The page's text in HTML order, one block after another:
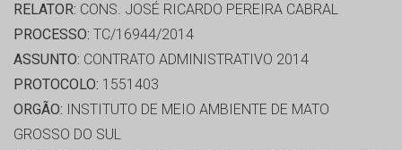
RELATOR: CONS. JOSÉ RICARDO PEREIRA CABRAL
PROCESSO: TC/16944/2014
ASSUNTO: CONTRATO ADMINISTRATIVO 2014
PROTOCOLO: 1551403
ORGÃO: INSTITUTO DE MEIO AMBIENTE DE MATO
GROSSO DO SUL